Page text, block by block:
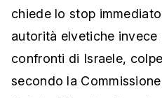
chiede lo stop
autorità elvetiche invece
confronti di Israele,
secondo la